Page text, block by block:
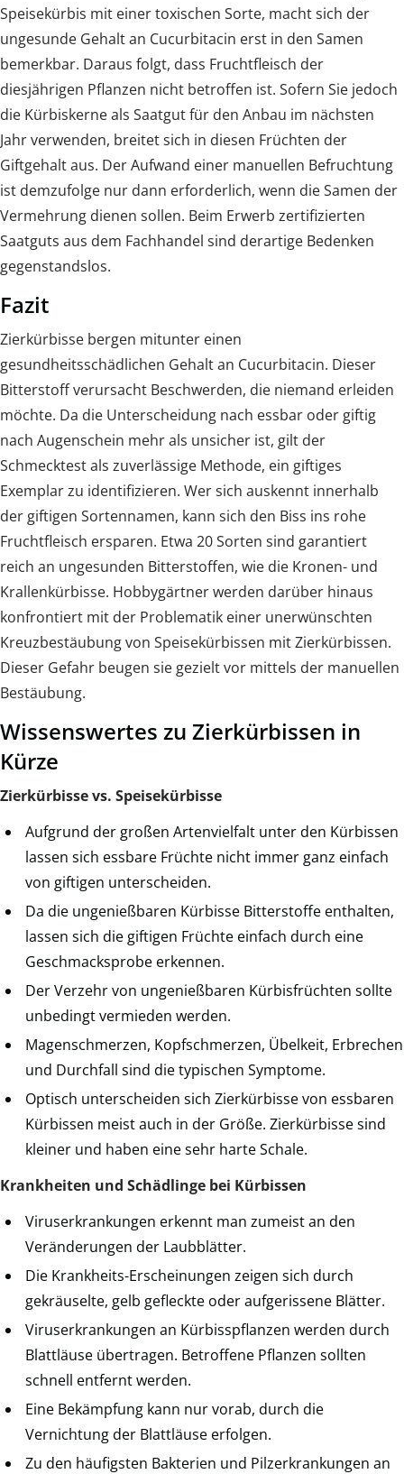
Speisekürbis mit einer toxischen Sorte, macht sich der
ungesunde Gehalt an Cucurbitacin erst in den Samen
bemerkbar. Daraus folgt, dass Fruchtfleisch der
diesjährigen Pflanzen nicht betroffen ist. Sofern Sie jedoch
die Kürbiskerne als Saatgut für den Anbau im nächsten
Jahr verwenden, breitet sich in diesen Früchten der
Giftgehalt aus. Der Aufwand einer manuellen Befruchtung
ist demzufolge nur dann erforderlich, wenn die Samen der
Vermehrung dienen sollen. Beim Erwerb zertifizierten
Saatguts aus dem Fachhandel sind derartige Bedenken
gegenstandslos.
Fazit
Zierkürbisse bergen mitunter einen
gesundheitsschädlichen Gehalt an Cucurbitacin. Dieser
Bitterstoff verursacht Beschwerden, die niemand erleiden
möchte. Da die Unterscheidung nach essbar oder giftig
nach Augenschein mehr als unsicher ist, gilt der
Schmecktest als zuverlässige Methode, ein giftiges
Exemplar zu identifizieren. Wer sich auskennt innerhalb
der giftigen Sortennamen, kann sich den Biss ins rohe
Fruchtfleisch ersparen. Etwa 20 Sorten sind garantiert
reich an ungesunden Bitterstoffen, wie die Kronen- und
Krallenkürbisse. Hobbygärtner werden darüber hinaus
konfrontiert mit der Problematik einer unerwünschten
Kreuzbestäubung von Speisekürbissen mit Zierkürbissen.
Dieser Gefahr beugen sie gezielt vor mittels der manuellen
Bestäubung.
Wissenswertes zu Zierkürbissen in
Kürze
Zierkürbisse vs. Speisekürbisse
Aufgrund der großen Artenvielfalt unter den Kürbissen
lassen sich essbare Früchte nicht immer ganz einfach
von giftigen unterscheiden.
Da die ungenießbaren Kürbisse Bitterstoffe enthalten,
lassen sich die giftigen Früchte einfach durch eine
Geschmacksprobe erkennen.
Der Verzehr von ungenießbaren Kürbisfrüchten sollte
unbedingt vermieden werden.
Magenschmerzen, Kopfschmerzen, Übelkeit, Erbrechen
und Durchfall sind die typischen Symptome.
Optisch unterscheiden sich Zierkürbisse von essbaren
Kürbissen meist auch in der Größe. Zierkürbisse sind
kleiner und haben eine sehr harte Schale.
Krankheiten und Schädlinge bei Kürbissen
Viruserkrankungen erkennt man zumeist an den
Veränderungen der Laubblätter.
Die Krankheits-Erscheinungen zeigen sich durch
gekräuselte, gelb gefleckte oder aufgerissene Blätter.
Viruserkrankungen an Kürbisspflanzen werden durch
Blattläuse übertragen. Betroffene Pflanzen sollten
schnell entfernt werden.
Eine Bekämpfung kann nur vorab, durch die
Vernichtung der Blattläuse erfolgen.
Zu den häufigsten Bakterien und Pilzerkrankungen an